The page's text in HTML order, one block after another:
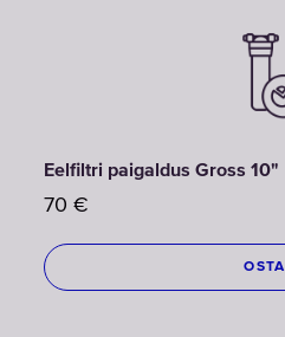
Eelfiltri paigaldus Gross 10"
70 €
OSTA